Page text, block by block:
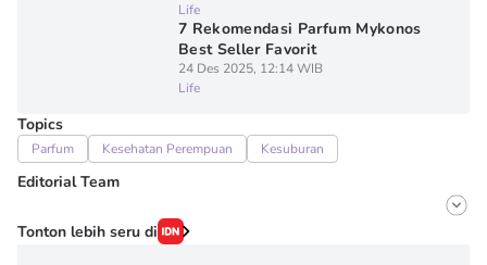
Life
7 Rekomendasi Parfum Mykonos
Best Seller Favorit
24 Des 2025, 12:14 WIB
Life
Topics
Parfum Kesehatan Perempuan Kesuburan
Editorial Team
Editor
Onic Metheany
Tonton lebih seru di